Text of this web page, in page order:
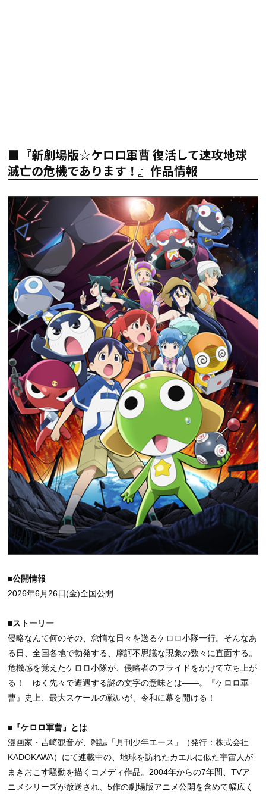
■『新劇場版☆ケロロ軍曹 復活して速攻地球
滅亡の危機であります！』作品情報
■公開情報
2026年6月26日(金)全国公開
■ストーリー
侵略なんて何のその、怠惰な日々を送るケロロ小隊一行。そんなあ
る日、全国各地で勃発する、摩訶不思議な現象の数々に直面する。
危機感を覚えたケロロ小隊が、侵略者のプライドをかけて立ち上が
る！ ゆく先々で遭遇する謎の文字の意味とは――。『ケロロ軍
曹』史上、最大スケールの戦いが、令和に幕を開ける！
■『ケロロ軍曹』とは
漫画家・吉崎観音が、雑誌「月刊少年エース」（発行：株式会社
KADOKAWA）にて連載中の、地球を訪れたカエルに似た宇宙人が
まきおこす騒動を描くコメディ作品。2004年からの7年間、TVア
ニメシリーズが放送され、5作の劇場版アニメ公開を含めて幅広く